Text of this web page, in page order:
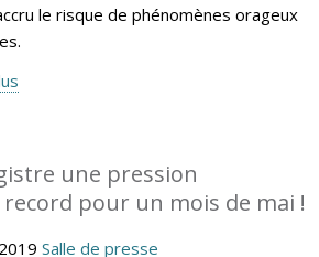
le risque de phénomènes orageux
une pression
pour un mois de mai !
Salle de presse